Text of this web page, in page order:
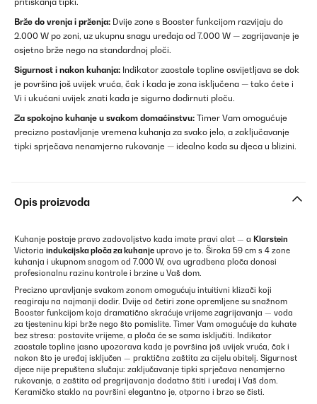
Brže do vrenja i prženja: Dvije zone s Booster funkcijom razvijaju do
2.000 W po zoni, uz ukupnu snagu uređaja od 7.000 W — zagrijavanje je
osjetno brže nego na standardnoj ploči.
Sigurnost i nakon kuhanja: Indikator zaostale topline osvijetljava se dok
je površina još uvijek vruća, čak i kada je zona isključena — tako ćete i
Vi i ukućani uvijek znati kada je sigurno dodirnuti ploču.
Za spokojno kuhanje u svakom domaćinstvu: Timer Vam omogućuje
precizno postavljanje vremena kuhanja za svako jelo, a zaključavanje
tipki sprječava nenamjerno rukovanje — idealno kada su djeca u blizini.
Opis proizvoda
Kuhanje postaje pravo zadovoljstvo kada imate pravi alat — a Klarstein
Victoria indukcijska ploča za kuhanje upravo je to. Široka 59 cm s 4 zone
kuhanja i ukupnom snagom od 7.000 W, ova ugradbena ploča donosi
profesionalnu razinu kontrole i brzine u Vaš dom.
Precizno upravljanje svakom zonom omogućuju intuitivni klizači koji
reagiraju na najmanji dodir. Dvije od četiri zone opremljene su snažnom
Booster funkcijom koja dramatično skraćuje vrijeme zagrijavanja — voda
za tjesteninu kipi brže nego što pomislite. Timer Vam omogućuje da kuhate
bez stresa: postavite vrijeme, a ploča će se sama isključiti. Indikator
zaostale topline jasno upozorava kada je površina još uvijek vruća, čak i
nakon što je uređaj isključen — praktična zaštita za cijelu obitelj. Sigurnost
djece nije prepuštena slučaju: zaključavanje tipki sprječava nenamjerno
rukovanje, a zaštita od pregrijavanja dodatno štiti i uređaj i Vaš dom.
Keramičko staklo na površini elegantno je, otporno i brzo se čisti.